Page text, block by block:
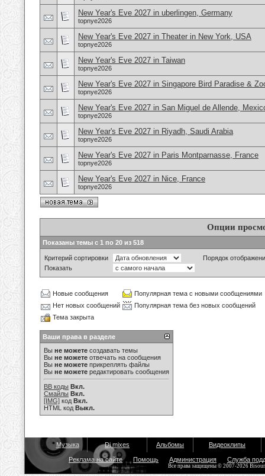
New Year's Eve 2027 in uberlingen, Germany
topnye2026
New Year's Eve 2027 in Theater in New York, USA
topnye2026
New Year's Eve 2027 in Taiwan
topnye2026
New Year's Eve 2027 in Singapore Bird Paradise &
topnye2026
New Year's Eve 2027 in San Miguel de Allende,
topnye2026
New Year's Eve 2027 in Riyadh, Saudi Arabia
topnye2026
New Year's Eve 2027 in Paris Montparnasse, France
topnye2026
New Year's Eve 2027 in Nice, France
topnye2026
Опции
Показаны темы с 1 по 20 из 518
Критерий сортировки
Порядок
Показать
Новые сообщения
Популярная тема с новыми сообщениями
Нет новых сообщений
Популярная тема без новых сообщений
Тема закрыта
Ваши права в разделе
Вы не можете создавать темы
Вы не можете отвечать на сообщения
Вы не можете прикреплять файлы
Вы не можете редактировать сообщения
BB коды Вкл.
Смайлы Вкл.
[IMG] код Вкл.
HTML код Выкл.
Музыка Dj mixes Альбомы Видеоклипы
Реклама на сайте Помощь Администрация Служба
Все права защищены © 2007-2026